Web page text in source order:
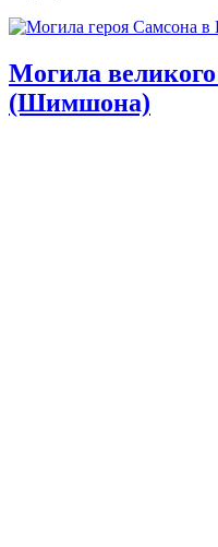
Могила
(Шимшона)